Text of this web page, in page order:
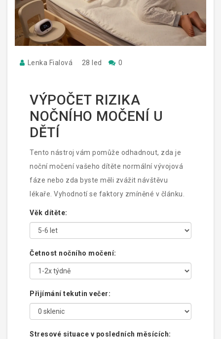
Lenka Fialová 28 led 0
VÝPOČET RIZIKA
NOČNÍHO MOČENÍ U
DĚTÍ
Tento nástroj vám pomůže odhadnout, zda je
noční močení vašeho dítěte normální vývojová
fáze nebo zda byste měli zvážit návštěvu
lékaře. Vyhodnotí se faktory zmíněné v článku.
Věk dítěte:
Četnost nočního močení:
Přijímání tekutin večer:
Stresové situace v posledních měsících: